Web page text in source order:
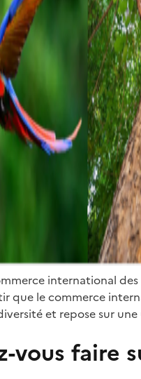
international
que le commerce
et repose sur
vous faire